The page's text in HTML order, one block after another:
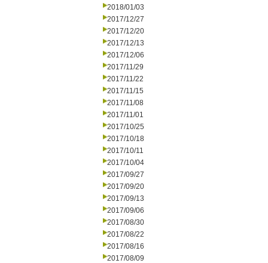
2018/01/03
2017/12/27
2017/12/20
2017/12/13
2017/12/06
2017/11/29
2017/11/22
2017/11/15
2017/11/08
2017/11/01
2017/10/25
2017/10/18
2017/10/11
2017/10/04
2017/09/27
2017/09/20
2017/09/13
2017/09/06
2017/08/30
2017/08/22
2017/08/16
2017/08/09